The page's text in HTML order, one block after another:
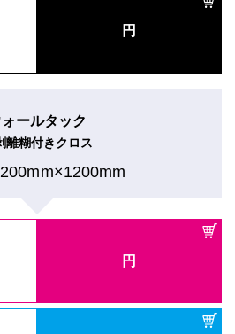
円
ォールタック
離糊付きクロス
円